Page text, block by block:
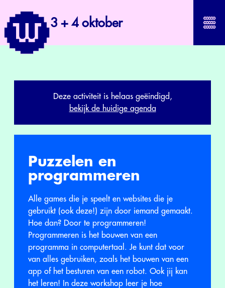
3 + 4 oktober
Deze activiteit is helaas geëindigd,
bekijk de huidige agenda
Puzzelen en
programmeren
Alle games die je speelt en websites die je
gebruikt (ook deze!) zijn door iemand gemaakt.
Hoe dan? Door te programmeren!
Programmeren is het bouwen van een
programma in computertaal. Je kunt dat voor
van alles gebruiken, zoals het bouwen van een
app of het besturen van een robot. Ook jij kan
het leren! In deze workshop leer je hoe